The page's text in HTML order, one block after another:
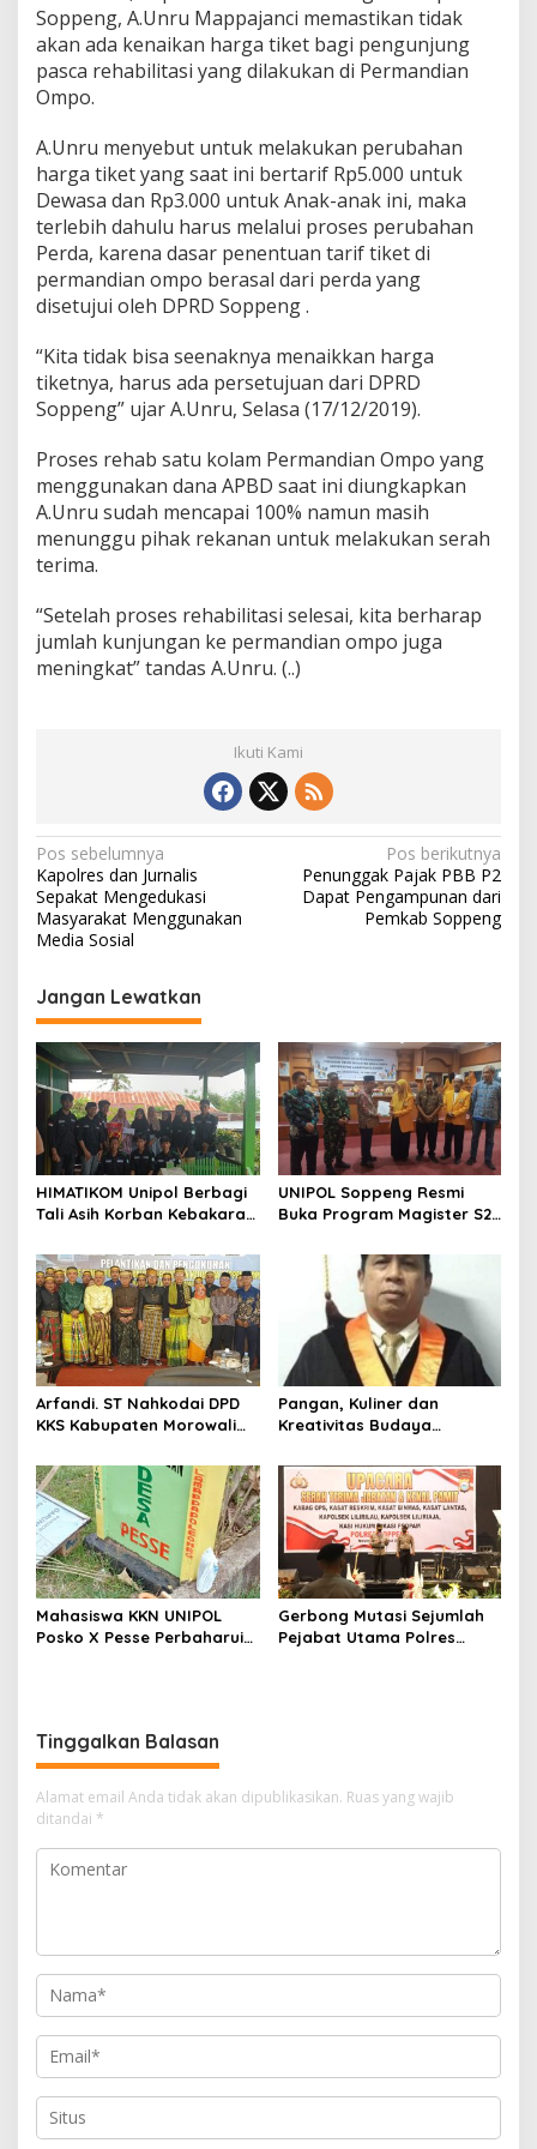
m
a
n
d
n
O
m
o
Soppeng, A.Unru Mappajanci memastikan tidak
akan ada kenaikan harga tiket bagi pengunjung
pasca rehabilitasi yang dilakukan di Permandian
Ompo.
A.Unru menyebut untuk melakukan perubahan
harga tiket yang saat ini bertarif Rp5.000 untuk
Dewasa dan Rp3.000 untuk Anak-anak ini, maka
terlebih dahulu harus melalui proses perubahan
Perda, karena dasar penentuan tarif tiket di
permandian ompo berasal dari perda yang
disetujui oleh DPRD Soppeng .
“Kita tidak bisa seenaknya menaikkan harga
tiketnya, harus ada persetujuan dari DPRD
Soppeng” ujar A.Unru, Selasa (17/12/2019).
Proses rehab satu kolam Permandian Ompo yang
menggunakan dana APBD saat ini diungkapkan
A.Unru sudah mencapai 100% namun masih
menunggu pihak rekanan untuk melakukan serah
terima.
“Setelah proses rehabilitasi selesai, kita berharap
jumlah kunjungan ke permandian ompo juga
meningkat” tandas A.Unru. (..)
Ikuti Kami
N
a
v
i
g
a
s
i
p
o
s
Pos sebelumnya
Kapolres dan Jurnalis
Sepakat Mengedukasi
Masyarakat Menggunakan
Media Sosial
Pos berikutnya
Penunggak Pajak PBB P2
Dapat Pengampunan dari
Pemkab Soppeng
Jangan Lewatkan
HIMATIKOM Unipol Berbagi
Tali Asih Korban Kebakaran
UNIPOL Soppeng Resmi
Buka Program Magister S2
Arfandi. ST Nahkodai DPD
KKS Kabupaten Morowali
2028
Pangan, Kuliner dan
Kreativitas Budaya
Mahasiswa KKN UNIPOL
Posko X Pesse Perbaharui
Gerbong Mutasi Sejumlah
Pejabat Utama Polres
Tinggalkan Balasan
Alamat email Anda tidak akan dipublikasikan. Ruas yang wajib
ditandai *